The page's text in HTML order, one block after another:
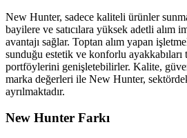
New Hunter, sadece kaliteli ürünler
bayilere ve satıcılara yüksek adetli alım
avantajı sağlar. Toptan alım yapan
sunduğu estetik ve konforlu ayakkabıları
portföylerini genişletebilirler. Kalite,
marka değerleri ile New Hunter,
ayrılmaktadır.
New Hunter Farkı